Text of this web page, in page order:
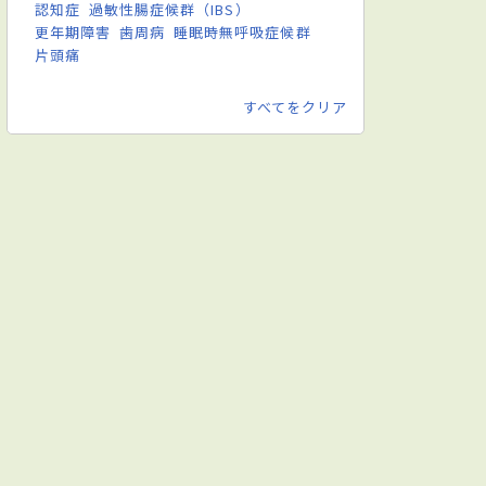
認知症 過敏性腸症候群（IBS）
更年期障害 歯周病 睡眠時無呼吸症候群
片頭痛
すべてをクリア